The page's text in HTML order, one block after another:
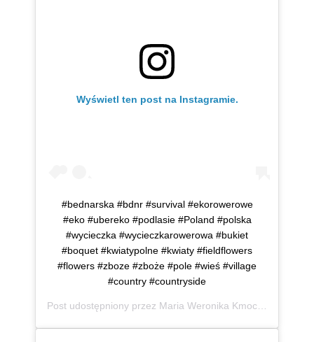
Wyświetl ten post na Instagramie.
#bednarska #bdnr #survival #ekorowerowe
#eko #ubereko #podlasie #Poland #polska
#wycieczka #wycieczkarowerowa #bukiet
#boquet #kwiatypolne #kwiaty #fieldflowers
#flowers #zboze #zboże #pole #wieś #village
#country #countryside
Post udostępniony przez Maria Weronika Kmoch